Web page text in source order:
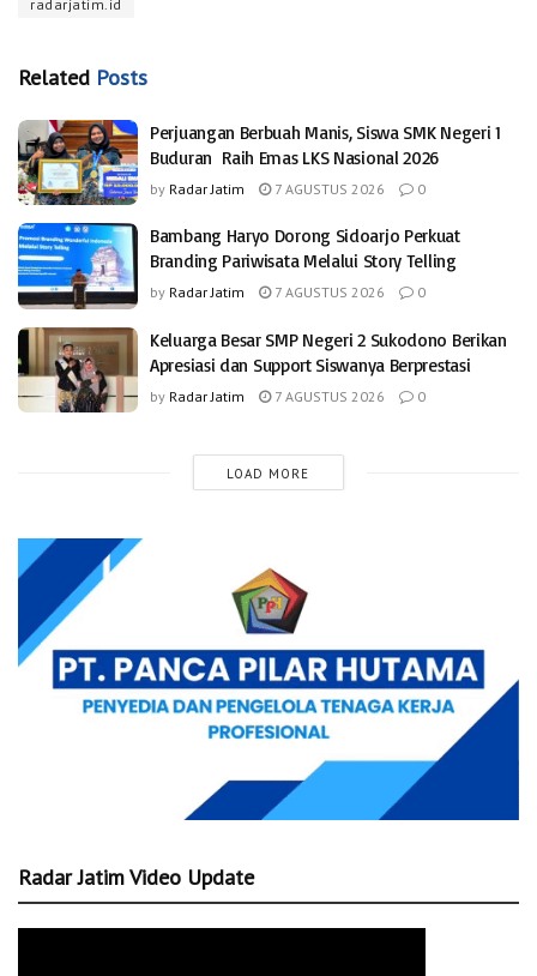
radarjatim.id
Related Posts
Perjuangan Berbuah Manis, Siswa SMK Negeri 1
Buduran Raih Emas LKS Nasional 2026
by Radar Jatim 7 AGUSTUS 2026 0
Bambang Haryo Dorong Sidoarjo Perkuat
Branding Pariwisata Melalui Story Telling
by Radar Jatim 7 AGUSTUS 2026 0
Keluarga Besar SMP Negeri 2 Sukodono Berikan
Apresiasi dan Support Siswanya Berprestasi
by Radar Jatim 7 AGUSTUS 2026 0
LOAD MORE
Radar Jatim Video Update